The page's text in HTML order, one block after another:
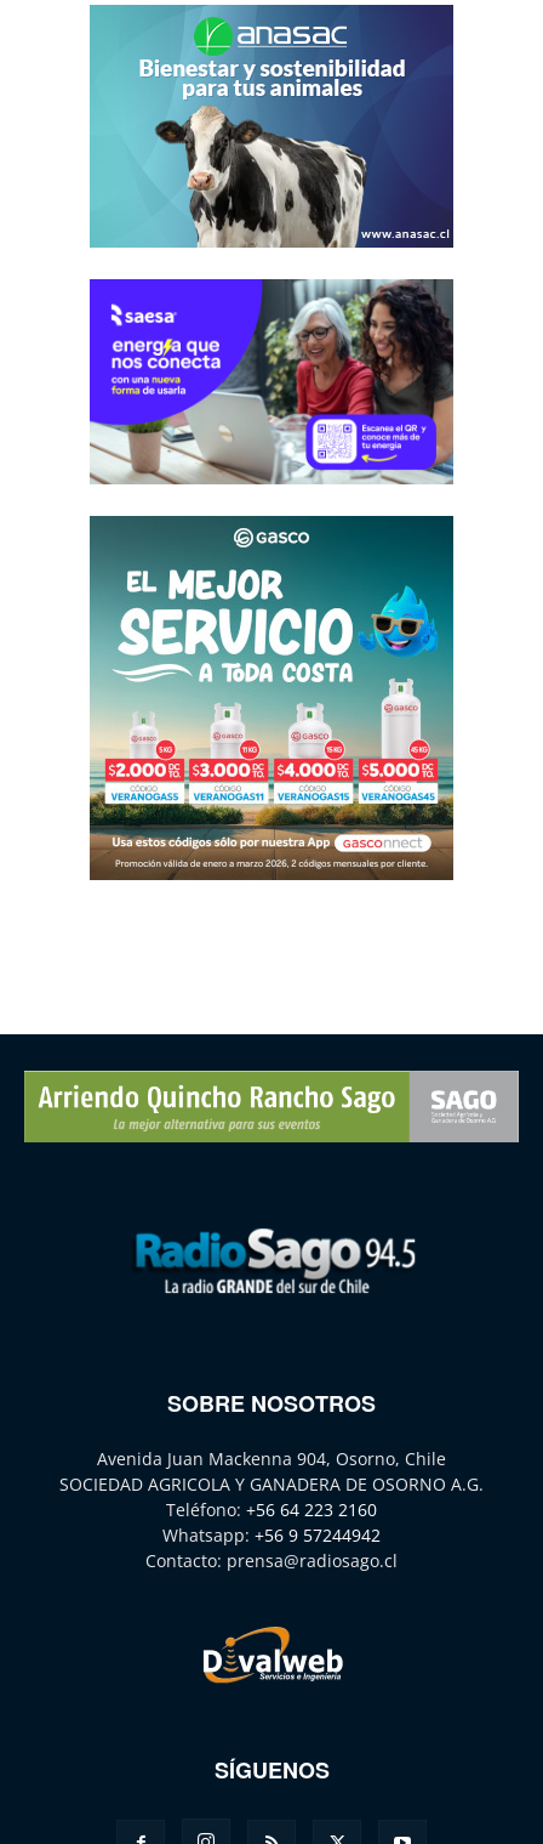
SOBRE NOSOTROS
Avenida Juan Mackenna 904, Osorno, Chile
SOCIEDAD AGRICOLA Y GANADERA DE OSORNO A.G.
Teléfono: +56 64 223 2160
Whatsapp: +56 9 57244942
Contacto: prensa@radiosago.cl
SÍGUENOS